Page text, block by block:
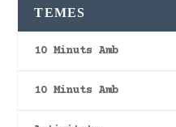
TEMES
10 Minuts Amb
10 Minuts Amb